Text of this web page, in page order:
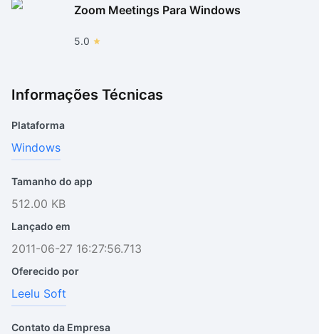
Zoom Meetings Para Windows
5.0
Informações Técnicas
Plataforma
Windows
Tamanho do app
512.00 KB
Lançado em
2011-06-27 16:27:56.713
Oferecido por
Leelu Soft
Contato da Empresa